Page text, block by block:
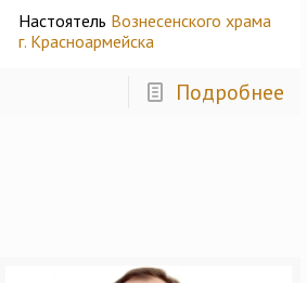
Настоятель Вознесенского храма
г. Красноармейска
Подробнее